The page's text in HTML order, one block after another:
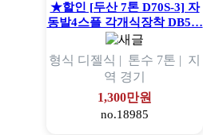
★할인 [두산 7톤 D70S-3] 자
동발4스플 각개식장착 DB5…
형식 디젤식 | 톤수 7톤 | 지
역 경기
1,300만원
no.18985